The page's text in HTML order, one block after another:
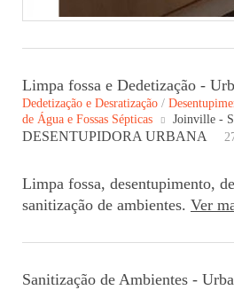
Limpa fossa e Dedetização -
Dedetização e Desratização /
de Água e Fossas Sépticas
Joinville -
DESENTUPIDORA URBANA
Limpa fossa, desentupimento,
sanitização de ambientes. Ver
Sanitização de Ambientes -